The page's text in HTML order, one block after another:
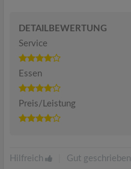
DETAILBEWERTUNG
Service
Essen
Preis/Leistung
Hilfreich Gut geschrieben